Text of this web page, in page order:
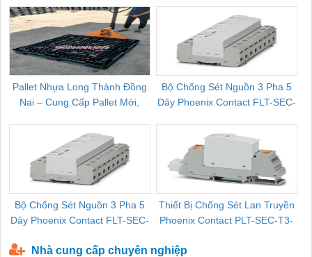
Pallet Nhựa Long Thành Đồng
Nai – Cung Cấp Pallet Mới,
Bộ Chống Sét Nguồn 3 Pha 5
Dây Phoenix Contact FLT-SEC-
Bộ Chống Sét Nguồn 3 Pha 5
Dây Phoenix Contact FLT-SEC-
Thiết Bị Chống Sét Lan Truyền
Phoenix Contact PLT-SEC-T3-
Nhà cung cấp chuyên nghiệp